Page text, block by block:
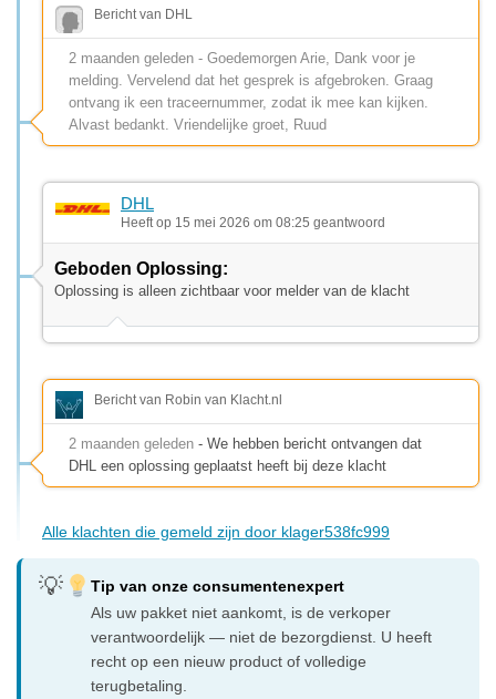
Bericht van DHL
2 maanden geleden - Goedemorgen Arie, Dank voor je
melding. Vervelend dat het gesprek is afgebroken. Graag
ontvang ik een traceernummer, zodat ik mee kan kijken.
Alvast bedankt. Vriendelijke groet, Ruud
DHL
Heeft op 15 mei 2026 om 08:25 geantwoord
Geboden Oplossing:
Oplossing is alleen zichtbaar voor melder van de klacht
Bericht van Robin van Klacht.nl
2 maanden geleden - We hebben bericht ontvangen dat
DHL een oplossing geplaatst heeft bij deze klacht
Alle klachten die gemeld zijn door klager538fc999
Tip van onze consumentenexpert
Als uw pakket niet aankomt, is de verkoper
verantwoordelijk — niet de bezorgdienst. U heeft
recht op een nieuw product of volledige
terugbetaling.